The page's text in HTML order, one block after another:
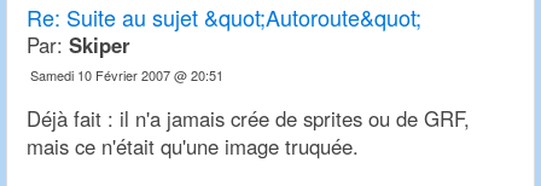
Re: Suite au sujet &quot;Autoroute&quot;
Par: Skiper
Samedi 10 Février 2007 @ 20:51
Déjà fait : il n'a jamais crée de sprites ou de GRF,
mais ce n'était qu'une image truquée.